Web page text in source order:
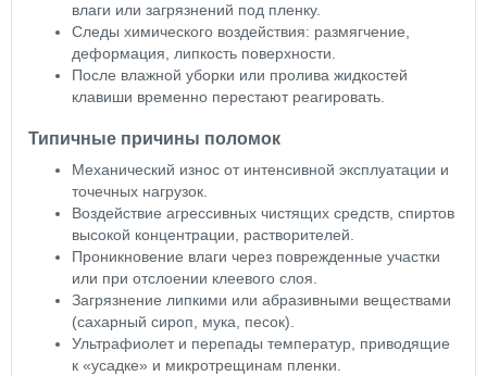
влаги или загрязнений под пленку.
Следы химического воздействия: размягчение,
деформация, липкость поверхности.
После влажной уборки или пролива жидкостей
клавиши временно перестают реагировать.
Типичные причины поломок
Механический износ от интенсивной эксплуатации и
точечных нагрузок.
Воздействие агрессивных чистящих средств, спиртов
высокой концентрации, растворителей.
Проникновение влаги через поврежденные участки
или при отслоении клеевого слоя.
Загрязнение липкими или абразивными веществами
(сахарный сироп, мука, песок).
Ультрафиолет и перепады температур, приводящие
к «усадке» и микротрещинам пленки.